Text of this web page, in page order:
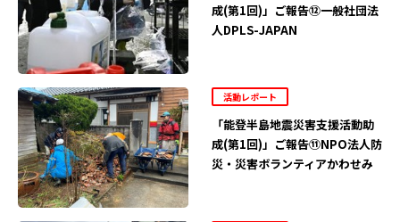
成(第1回)」ご報告⑫一般社団法
人DPLS-JAPAN
活動レポート
「能登半島地震災害支援活動助
成(第1回)」ご報告⑪NPO法人防
災・災害ボランティアかわせみ